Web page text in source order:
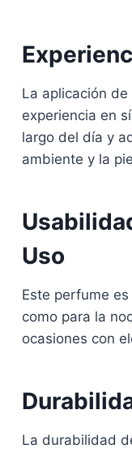
La aplicación de
experiencia en
largo del día y
ambiente y la
Uso
Este perfume
como para la
ocasiones con
La durabilidad